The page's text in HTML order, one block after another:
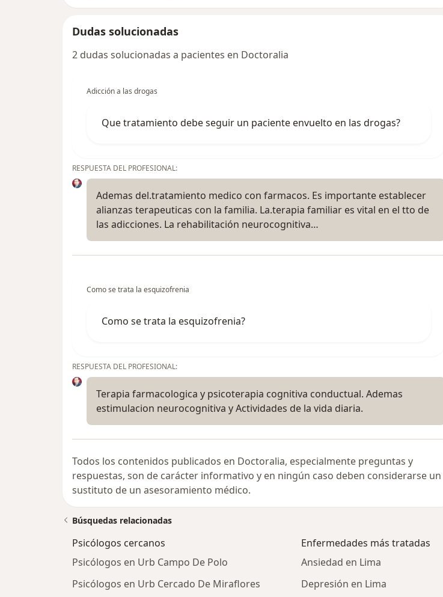
Dudas solucionadas
2 dudas solucionadas a pacientes en Doctoralia
Adicción a las drogas
Que tratamiento debe seguir un paciente envuelto en las drogas?
RESPUESTA DEL PROFESIONAL:
Ademas del.tratamiento medico con farmacos. Es importante establecer
alianzas terapeuticas con la familia. La.terapia familiar es vital en el tto de
las adicciones. La rehabilitación neurocognitiva…
Como se trata la esquizofrenia
Como se trata la esquizofrenia?
RESPUESTA DEL PROFESIONAL:
Terapia farmacologica y psicoterapia cognitiva conductual. Ademas
estimulacion neurocognitiva y Actividades de la vida diaria.
Todos los contenidos publicados en Doctoralia, especialmente preguntas y
respuestas, son de carácter informativo y en ningún caso deben considerarse un
sustituto de un asesoramiento médico.
Búsquedas relacionadas
Psicólogos cercanos
Psicólogos en Urb Campo De Polo
Psicólogos en Urb Cercado De Miraflores
Enfermedades más tratadas
Ansiedad en Lima
Depresión en Lima